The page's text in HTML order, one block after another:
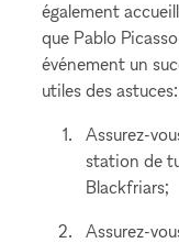
également
que Pablo
événement un
utiles des astuces:
Assurez-
station de
Blackfriars;
Assurez-